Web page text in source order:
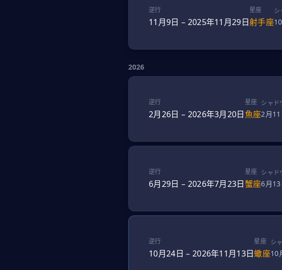
逆行
11月9日 – 2025年11月29日
星座
射手座
シ
2026
逆行
2月26日 – 2026年3月20日
星座
魚座
シャド
2月11
逆行
6月29日 – 2026年7月23日
星座
蟹座
シャド
6月13
逆行
10月24日 – 2026年11月13日
星座
蠍座
シ
10